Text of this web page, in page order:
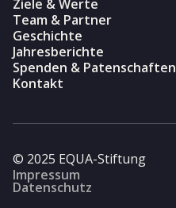
Ziele & Werte
Team & Partner
Geschichte
Jahresberichte
Spenden & Patenschaften
Kontakt
© 2025 EQUA-Stiftung
Impressum
Datenschutz